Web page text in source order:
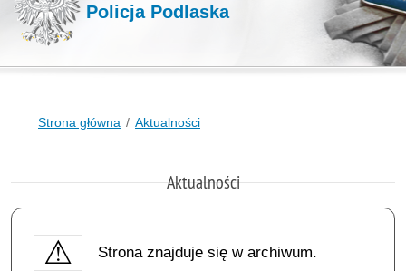
Policja Podlaska
Strona główna Aktualności
Aktualności
Strona znajduje się w archiwum.